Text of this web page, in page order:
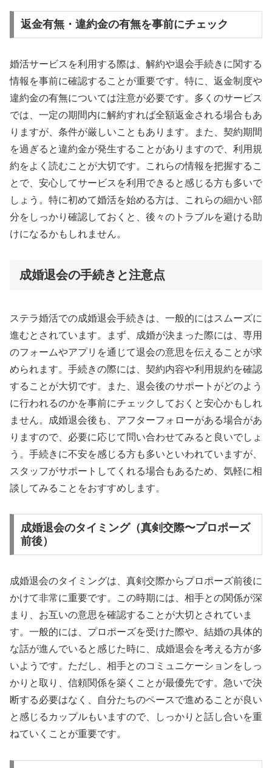
返金有無・違約金の有無を事前にチェック
婚活サービスを利用する際は、解約や退会手続きに関する
情報を事前に確認することが重要です。特に、返金制度や
違約金の有無については注意が必要です。多くのサービス
では、一定の期間内に解約すれば全額返金される場合もあ
りますが、条件が厳しいこともあります。また、契約期間
を過ぎると違約金が発生することがありますので、利用規
約をよく読むことが大切です。これらの情報を把握するこ
とで、安心してサービスを利用できると感じる方も多いで
しょう。特に初めて婚活を始める方は、これらの細かい部
分をしっかり確認しておくと、後々のトラブルを避ける助
けになるかもしれません。
成婚退会の手続きと注意点
ステラ婚活での成婚退会手続きは、一般的にはスムーズに
進むとされています。まず、成婚が決まった際には、専用
のフォームやアプリを通じて退会の意思を伝えることが求
められます。手続きの際には、契約内容や利用規約を確認
することが大切です。また、退会後のサポートがどのよう
に行われるのかを事前にチェックしておくと安心かもしれ
ません。成婚退会後も、アフターフォローがある場合があ
りますので、必要に応じて問い合わせてみると良いでしょ
う。手続きに不安を感じる方も多いといわれていますが、
スタッフがサポートしてくれる場合もあるため、気軽に相
談してみることをおすすめします。
成婚退会のタイミング（真剣交際〜プロポーズ
前後）
成婚退会のタイミングは、真剣交際からプロポーズ前後に
かけて非常に重要です。この時期には、相手との関係が深
まり、お互いの意思を確認することが大切とされていま
す。一般的には、プロポーズを受けた際や、結婚の具体的
な話が進んでいると感じた時に、成婚退会を考える方が多
いようです。ただし、相手とのコミュニケーションをしっ
かりと取り、信頼関係を築くことが最優先です。急いで決
断する必要はなく、自分たちのペースで進めることが良い
と感じるカップルもいますので、しっかりと話し合いを重
ねていくことが重要です。